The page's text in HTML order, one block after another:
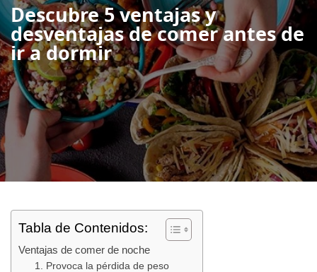
Descubre 5 ventajas y
desventajas de comer antes de
ir a dormir
Tabla de Contenidos:
Ventajas de comer de noche
1. Provoca la pérdida de peso